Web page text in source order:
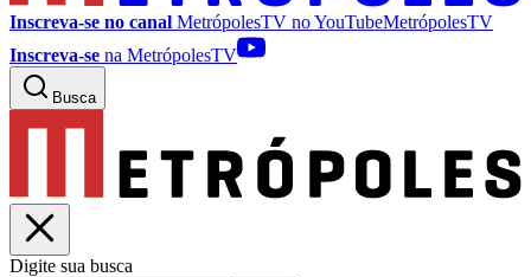
Inscreva-se no canal MetrópolesTV noYouTubeMetrópolesTV
Inscreva-se na MetrópolesTV
Busca
Digite sua busca